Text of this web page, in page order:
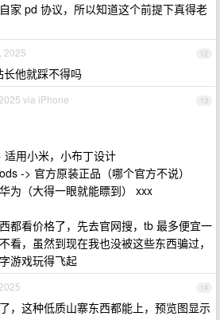
家 pd 协议，所以知道这个前提下真得老
12
2025
长他就踩不得吗
13
via iPhone
用小米，小布丁设计
-> 官方原装正品（哪个官方不说）
为（大得一眼就能瞟到） xxx
都看价格了，先去官网搜，tb 最多便宜一
看，虽然到现在我也没被这些东西骗过，
游戏玩得飞起
14
，这种低质山寨东西都能上，预览图显示